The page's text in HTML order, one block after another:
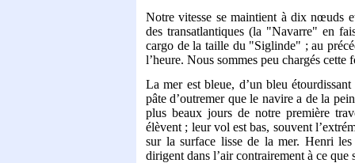
Notre vitesse se maintient à dix nœuds
des transatlantiques (la "Navarre" en
cargo de la taille du "Siglinde" ; au
l’heure. Nous sommes peu chargés cette
La mer est bleue, d’un bleu
pâte d’outremer que le navire a de la
plus beaux jours de notre première
élèvent ; leur vol est bas, souvent
sur la surface lisse de la mer. Henri les
dirigent dans l’air contrairement à ce